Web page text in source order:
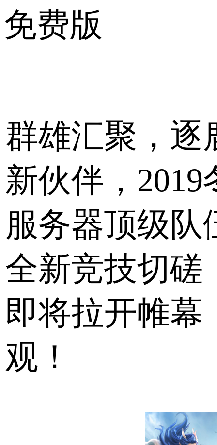
免费版
群雄汇聚，逐
新伙伴，
服务器顶级队
全新竞技切磋
即将拉开帷幕
观！